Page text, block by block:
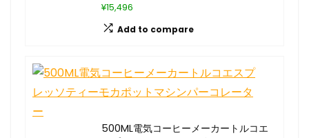
¥15,496
Add to compare
500ML電気コーヒーメーカートルコエ